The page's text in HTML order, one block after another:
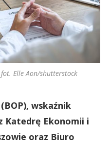
Elle Aon/shutterstock
wskaźnik
Katedrę Ekonomii i
oraz Biuro